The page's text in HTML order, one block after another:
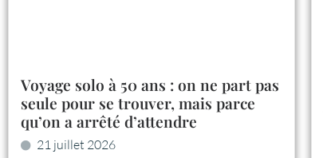
Voyage solo à 50 ans : on ne part pas
seule pour se trouver, mais parce
qu’on a arrêté d’attendre
21 juillet 2026